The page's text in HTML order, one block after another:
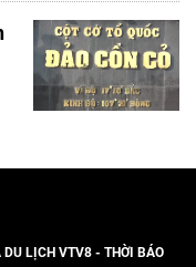
DU LỊCH VTV8 - THỜI BÁO